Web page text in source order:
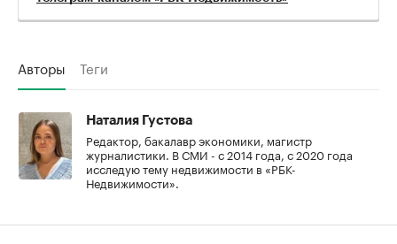
Авторы Теги
Наталия Густова
Редактор, бакалавр экономики, магистр
журналистики. В СМИ - с 2014 года, с 2020 года
исследую тему недвижимости в «РБК-
Недвижимости».